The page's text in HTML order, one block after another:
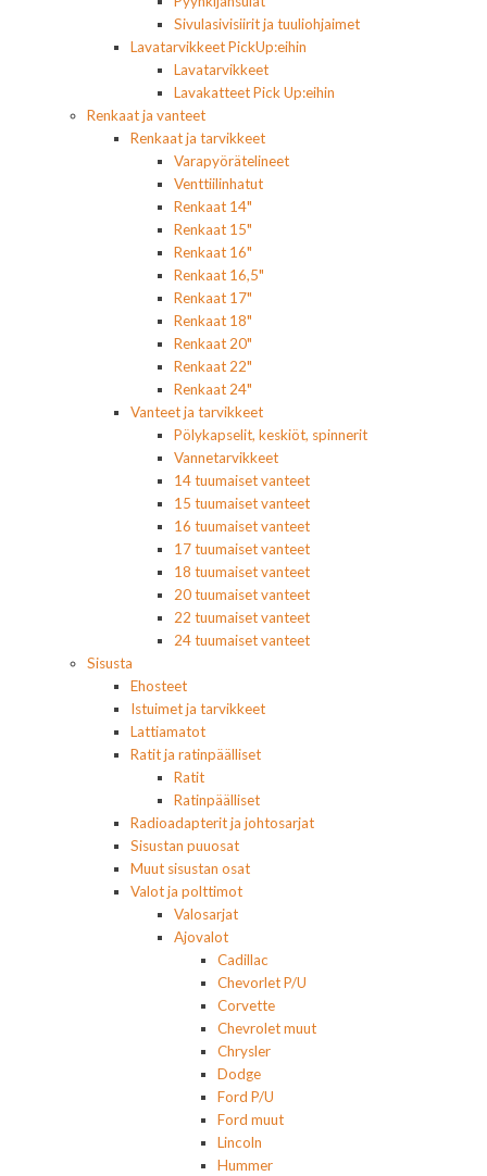
Sivulasivisiirit ja tuuliohjaimet
Lavatarvikkeet PickUp:eihin
Lavatarvikkeet
Lavakatteet Pick Up:eihin
Renkaat ja vanteet
Renkaat ja tarvikkeet
Varapyörätelineet
Venttiilinhatut
Renkaat 14"
Renkaat 15"
Renkaat 16"
Renkaat 16,5"
Renkaat 17"
Renkaat 18"
Renkaat 20"
Renkaat 22"
Renkaat 24"
Vanteet ja tarvikkeet
Pölykapselit, keskiöt, spinnerit
Vannetarvikkeet
14 tuumaiset vanteet
15 tuumaiset vanteet
16 tuumaiset vanteet
17 tuumaiset vanteet
18 tuumaiset vanteet
20 tuumaiset vanteet
22 tuumaiset vanteet
24 tuumaiset vanteet
Sisusta
Ehosteet
Istuimet ja tarvikkeet
Lattiamatot
Ratit ja ratinpäälliset
Ratit
Ratinpäälliset
Radioadapterit ja johtosarjat
Sisustan puuosat
Muut sisustan osat
Valot ja polttimot
Valosarjat
Ajovalot
Cadillac
Chevorlet P/U
Corvette
Chevrolet muut
Chrysler
Dodge
Ford P/U
Ford muut
Lincoln
Hummer